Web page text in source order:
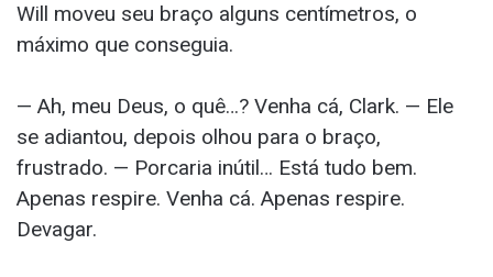
Will moveu seu braço alguns centímetros, o
máximo que conseguia.
— Ah, meu Deus, o quê…? Venha cá, Clark. — Ele
se adiantou, depois olhou para o braço,
frustrado. — Porcaria inútil… Está tudo bem.
Apenas respire. Venha cá. Apenas respire.
Devagar.